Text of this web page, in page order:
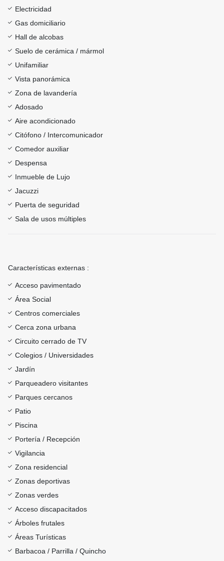
Electricidad
Gas domiciliario
Hall de alcobas
Suelo de cerámica / mármol
Unifamiliar
Vista panorámica
Zona de lavandería
Adosado
Aire acondicionado
Citófono / Intercomunicador
Comedor auxiliar
Despensa
Inmueble de Lujo
Jacuzzi
Puerta de seguridad
Sala de usos múltiples
Características externas :
Acceso pavimentado
Área Social
Centros comerciales
Cerca zona urbana
Circuito cerrado de TV
Colegios / Universidades
Jardín
Parqueadero visitantes
Parques cercanos
Patio
Piscina
Portería / Recepción
Vigilancia
Zona residencial
Zonas deportivas
Zonas verdes
Acceso discapacitados
Árboles frutales
Áreas Turísticas
Barbacoa / Parrilla / Quincho